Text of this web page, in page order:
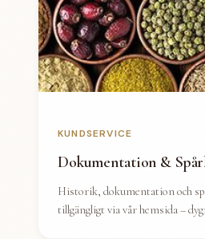
KUNDSERVICE
Dokumentation &
Historik, dokumentation och
tillgängligt via vår hemsida –